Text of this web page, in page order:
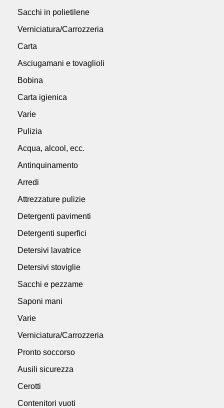
Sacchi in polietilene
Verniciatura/Carrozzeria
Carta
Asciugamani e tovaglioli
Bobina
Carta igienica
Varie
Pulizia
Acqua, alcool, ecc.
Antinquinamento
Arredi
Attrezzature pulizie
Detergenti pavimenti
Detergenti superfici
Detersivi lavatrice
Detersivi stoviglie
Sacchi e pezzame
Saponi mani
Varie
Verniciatura/Carrozzeria
Pronto soccorso
Ausili sicurezza
Cerotti
Contenitori vuoti